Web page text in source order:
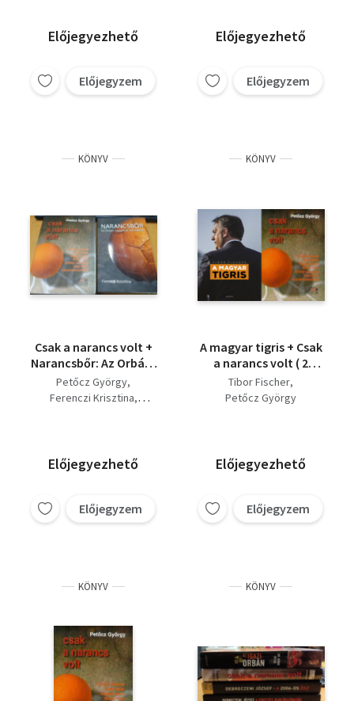
Előjegyezhető
Előjegyzem
Előjegyezhető
Előjegyzem
KÖNYV
Csak a narancs volt +
Narancsbőr: Az Orbán-
vagyonok nyomában
(2 kötet)
Petőcz György
Ferenczi Krisztina
Előjegyezhető
Előjegyzem
KÖNYV
A magyar tigris + Csak
a narancs volt ( 2
kötet 📚)
Tibor Fischer
Petőcz György
Előjegyezhető
Előjegyzem
KÖNYV KÖNYV